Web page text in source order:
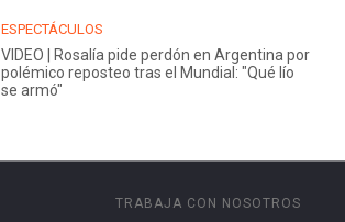
ESPECTÁCULOS
VIDEO | Rosalía pide perdón en Argentina por
polémico reposteo tras el Mundial: "Qué lío
se armó"
TRABAJA CON NOSOTROS